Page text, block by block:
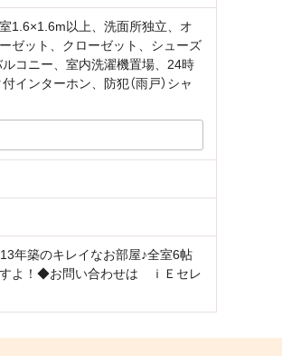
1.6×1.6m以上、洗面所独立、オ
ゼット、クローゼット、シューズ
コニー、室内洗濯機置場、24時
ンターホン、防犯（雨戸）シャ
年築のキレイなお部屋♪全室6帖
すよ！◆お問い合わせは ｉＥセレ